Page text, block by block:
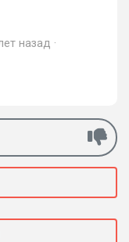
назад